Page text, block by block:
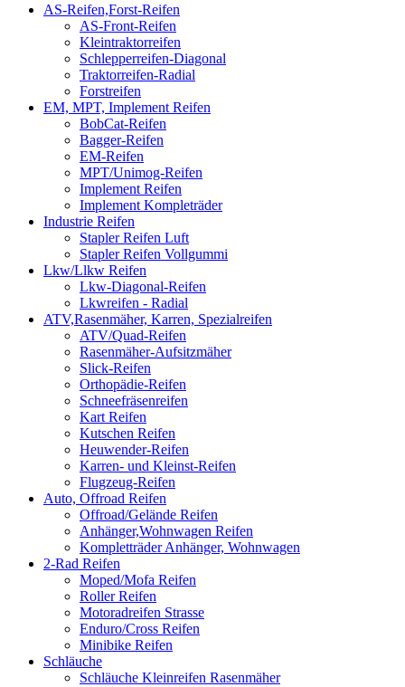
AS-Reifen,Forst-Reifen
AS-Front-Reifen
Kleintraktorreifen
Schlepperreifen-Diagonal
Traktorreifen-Radial
Forstreifen
EM, MPT, Implement Reifen
BobCat-Reifen
Bagger-Reifen
EM-Reifen
MPT/Unimog-Reifen
Implement Reifen
Implement Kompleträder
Industrie Reifen
Stapler Reifen Luft
Stapler Reifen Vollgummi
Lkw/Llkw Reifen
Lkw-Diagonal-Reifen
Lkwreifen - Radial
ATV,Rasenmäher, Karren, Spezialreifen
ATV/Quad-Reifen
Rasenmäher-Aufsitzmäher
Slick-Reifen
Orthopädie-Reifen
Schneefräsenreifen
Kart Reifen
Kutschen Reifen
Heuwender-Reifen
Karren- und Kleinst-Reifen
Flugzeug-Reifen
Auto, Offroad Reifen
Offroad/Gelände Reifen
Anhänger,Wohnwagen Reifen
Kompletträder Anhänger, Wohnwagen
2-Rad Reifen
Moped/Mofa Reifen
Roller Reifen
Motoradreifen Strasse
Enduro/Cross Reifen
Minibike Reifen
Schläuche
Schläuche Kleinreifen Rasenmäher